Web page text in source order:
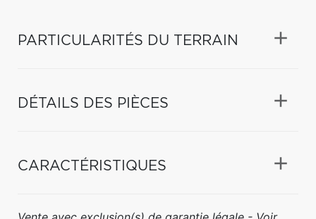
PARTICULARITÉS DU TERRAIN
DÉTAILS DES PIÈCES
CARACTÉRISTIQUES